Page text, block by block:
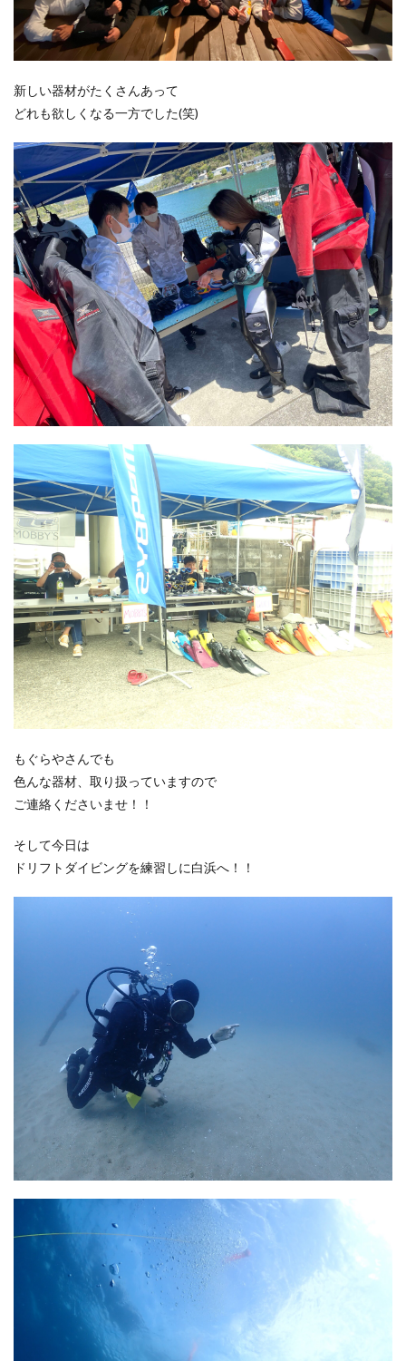
新しい器材がたくさんあって
どれも欲しくなる一方でした(笑)
もぐらやさんでも
色んな器材、取り扱っていますので
ご連絡くださいませ！！
そして今日は
ドリフトダイビングを練習しに白浜へ！！